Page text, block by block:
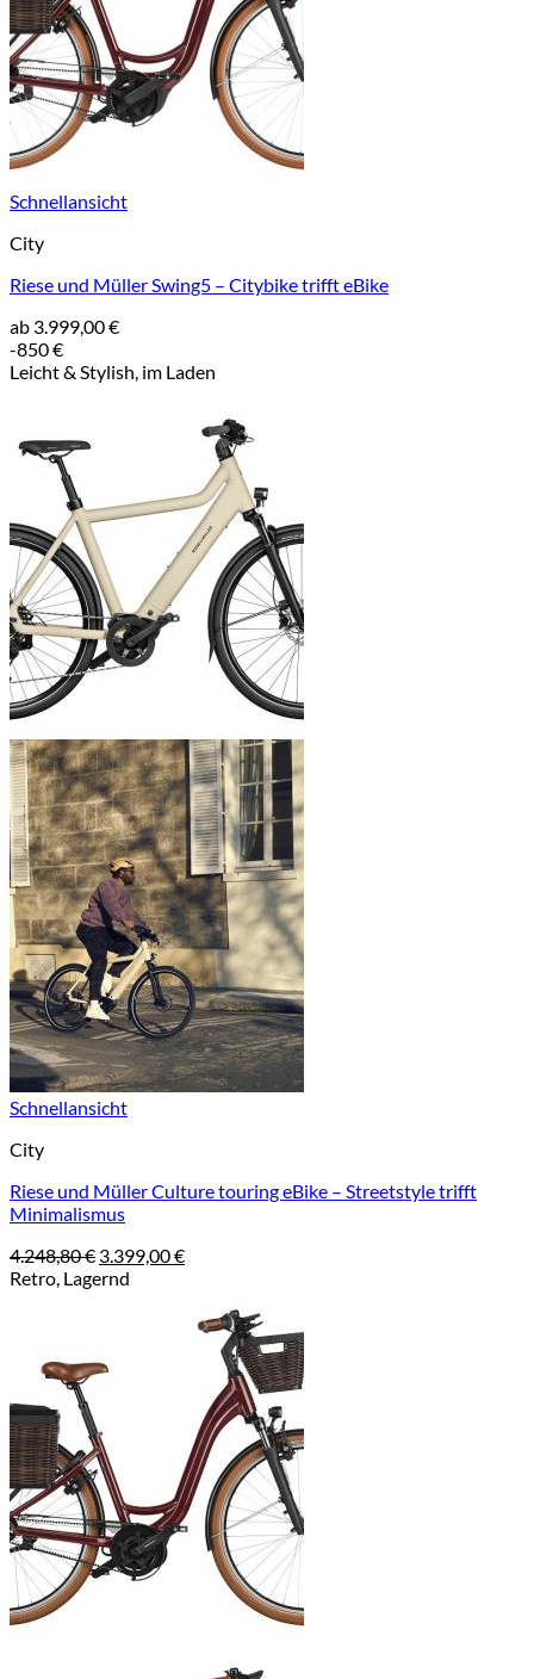
Schnellansicht
City
Riese und Müller Swing5 – Citybike trifft eBike
ab 3.999,00€
-850 €
Leicht & Stylish, im Laden
Schnellansicht
City
Riese und Müller Culture touring eBike – Streetstyle trifft
Minimalismus
4.248,80€ Ursprünglicher
Preis
3.399,00€Aktueller
3.399,00 €.
Retro, Lagernd